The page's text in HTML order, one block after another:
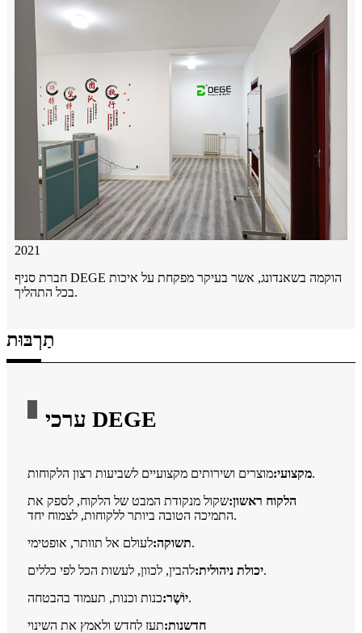
2021
חברת סניף DEGE הוקמה בשאנדונג, אשר בעיקר מפקחת על איכות
בכל התהליך.
תַרְבּוּת
ערכי DEGE
מקצועי:מוצרים ושירותים מקצועיים לשביעות רצון הלקוחות.
הלקוח ראשון:שקול מנקודת המבט של הלקוח, לספק את
התמיכה הטובה ביותר ללקוחות, לצמוח יחד.
תשוקה:לעולם אל תוותר, אופטימי.
יכולת ניהולית:להבין, לכוון, לעשות הכל לפי כללים.
יוֹשֶׁר:כנות וכנות, תעמוד בהבטחה.
חדשנות:תעז לחדש ולאמץ את השינוי